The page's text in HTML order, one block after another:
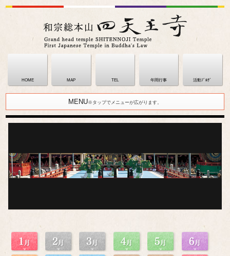
HOME MAP TEL 年間行事 活動ﾌﾞﾛｸﾞ
MENU※タップでメニューが広がります。